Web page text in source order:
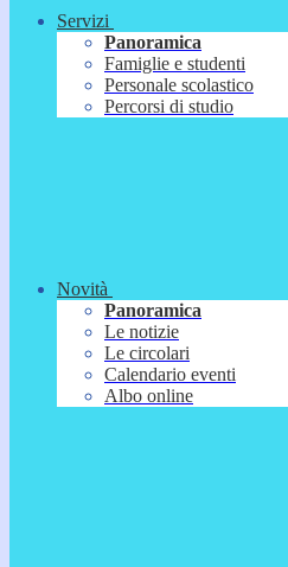
Servizi
Panoramica
Famiglie e studenti
Personale scolastico
Percorsi di studio
Novità
Panoramica
Le notizie
Le circolari
Calendario eventi
Albo online